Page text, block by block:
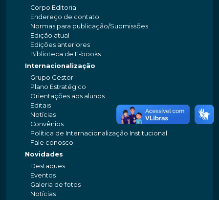
Corpo Editorial
Endereço de contato
Normas para publicação/Submissões
Edição atual
Edições anteriores
Biblioteca de E-books
Internacionalização
Grupo Gestor
Plano Estratégico
Orientações aos alunos
Editais
Notícias
Convênios
Política de Internacionalização Institucional
Fale conosco
Novidades
Destaques
Eventos
Galeria de fotos
Notícias